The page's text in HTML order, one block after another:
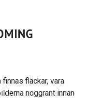
fläckar, vara
noggrant innan